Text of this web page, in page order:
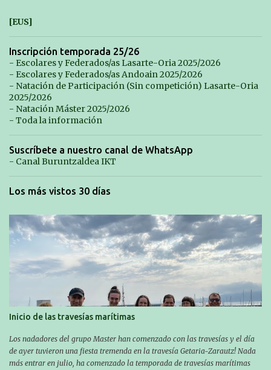
[EUS]
Inscripción temporada 25/26
- Escolares y Federados/as Lasarte-Oria 2025/2026
- Escolares y Federados/as Andoain 2025/2026
- Natación de Participación (Sin competición) Lasarte-Oria
2025/2026
- Natación Máster 2025/2026
- Toda la información
Suscríbete a nuestro canal de WhatsApp
- Canal Buruntzaldea IKT
Los más vistos 30 días
Inicio de las travesías marítimas
Los nadadores del grupo Master han comenzado con las travesías y el día
de ayer tuvieron una fiesta tremenda en la travesía Getaria-Zarautz! Nada
más entrar en julio, ha comenzado la temporada de travesías marítimas